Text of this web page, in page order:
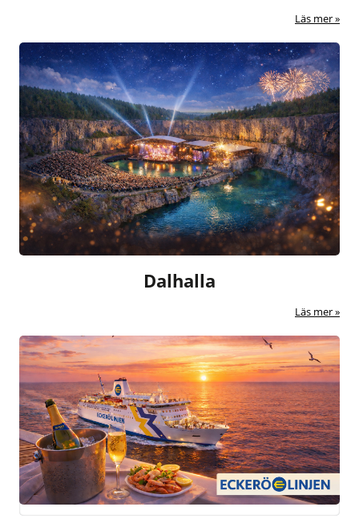
Läs mer
Dalhalla
Läs mer